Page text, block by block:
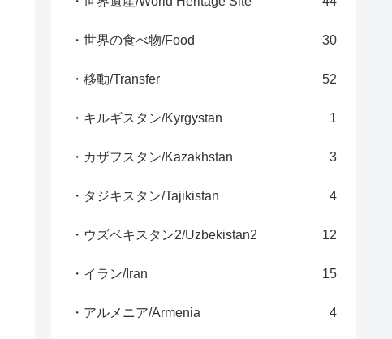
・世界の食べ物/Food 30
・移動/Transfer 52
・キルギスタン/Kyrgystan 1
・カザフスタン/Kazakhstan 3
・タジキスタン/Tajikistan 4
・ウズベキスタン2/Uzbekistan2 12
・イラン/Iran 15
・アルメニア/Armenia 4